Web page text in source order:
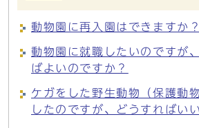
動物園に再入園はできますか？
動物園に就職したいのですが
ばよいのですか？
ケガをした野生動物（保護動
したのですが、どうすればい